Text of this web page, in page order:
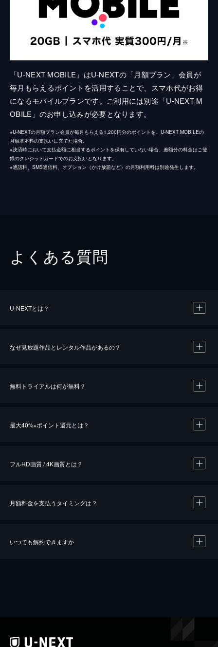
「U-NEXT MOBILE」はU-NEXTの「月額プラン」会員が
毎月もらえるポイントを活用することで、スマホ代がお得
になるモバイルプランです。ご利用には別途「U-NEXT M
OBILE」のお申し込みが必要となります。
※U-NEXTの月額プラン会員が毎月もらえる1,200円分のポイントを、U-NEXT MOBILEの
月額基本料の支払いに充てた場合。
※決済時において支払金額に相当するポイントを保有していない場合、差額分の料金はご登
録のクレジットカードでのお支払いとなります。
※通話料、SMS通信料、オプション（かけ放題など）の月額利用料は別途発生します。
よくある質問
U-NEXTとは？
なぜ見放題作品とレンタル作品があるの？
無料トライアルは何が無料？
最大40%※ポイント還元とは？
※40％ポイント還元の対象は、クレジットカード決済による作品の購入 / レンタルです。
フルHD画質 / 4K画質とは？
月額料金を支払うタイミングは？
いつでも解約できますか